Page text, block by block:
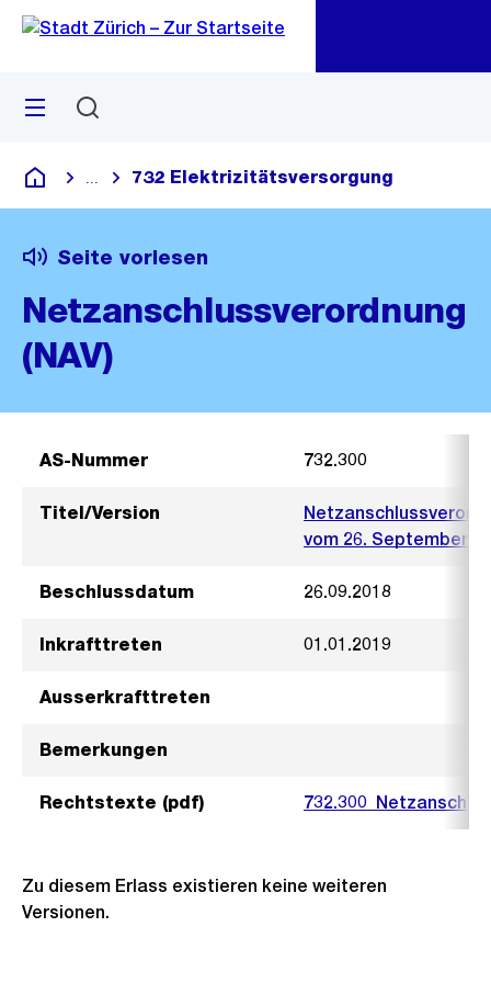
Navigation
Sprunglink
Menü
Deutsch
Blende alle Breadcrumbs ein
732 Elektrizitätsversorgung
Seite vorlesen
Netzanschlussverordnung
(NAV)
AS-Nummer 732.300
Titel/Version
vom 26. September
Beschlussdatum 26.09.2018
Inkrafttreten 01.01.2019
Ausserkrafttreten
Bemerkungen
Rechtstexte (pdf)
Zu diesem Erlass existieren keine weiteren
Versionen.